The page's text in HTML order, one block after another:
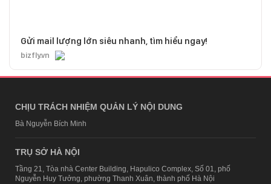
Gửi mail lượng lớn siêu nhanh, tìm hiểu ngay!
bizfly.vn
CHỊU TRÁCH NHIỆM QUẢN LÝ NỘI DUNG
Bà Nguyễn Bích Minh
TRỤ SỞ HÀ NỘI
Tầng 21, Tòa nhà Center Building, Hapulico Complex, Số 01, phố
Nguyễn Huy Tưởng, phường Thanh Xuân, thành phố Hà Nội